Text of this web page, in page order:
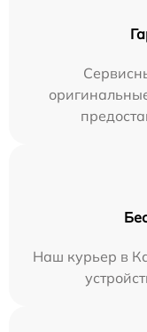
Наш курьер в